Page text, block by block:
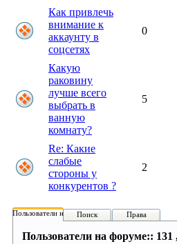
Как привлечь
внимание к
аккаунту в
соцсетях
0
Какую
раковину
лучше всего
выбрать в
ванную
комнату?
5
Re: Какие
слабые
стороны у
конкурентов ?
2
Пользователи на форуме:
Поиск Права
Пользователи на форуме::